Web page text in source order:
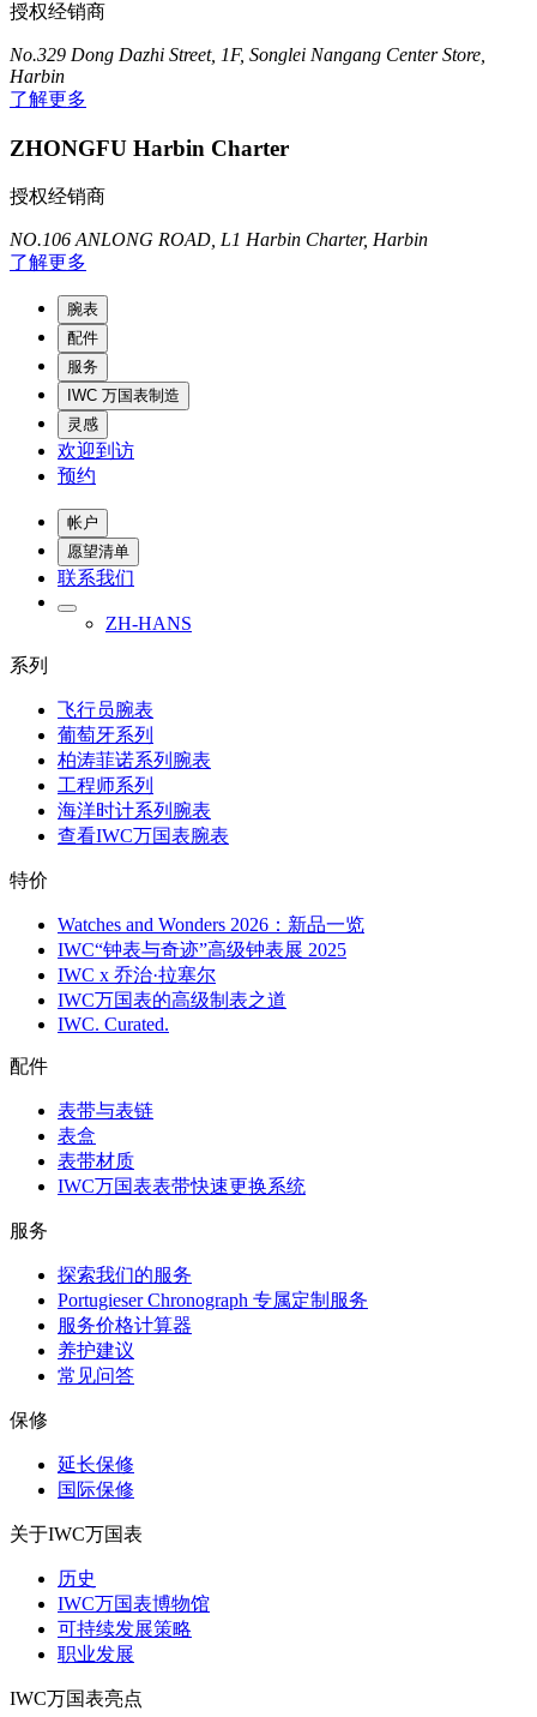
授权经销商
No.329 Dong Dazhi Street, 1F, Songlei Nangang Center Store,
Harbin
了解更多
ZHONGFU Harbin Charter
授权经销商
NO.106 ANLONG ROAD, L1 Harbin Charter, Harbin
了解更多
腕表
配件
服务
IWC 万国表制造
灵感
欢迎到访
预约
帐户
愿望清单
联系我们
ZH-HANS
系列
飞行员腕表
葡萄牙系列
柏涛菲诺系列腕表
工程师系列
海洋时计系列腕表
查看IWC万国表腕表
特价
Watches and Wonders 2026：新品一览
IWC“钟表与奇迹”高级钟表展 2025
IWC x 乔治·拉塞尔
IWC万国表的高级制表之道
IWC. Curated.
配件
表带与表链
表盒
表带材质
IWC万国表表带快速更换系统
服务
探索我们的服务
Portugieser Chronograph 专属定制服务
服务价格计算器
养护建议
常见问答
保修
延长保修
国际保修
关于IWC万国表
历史
IWC万国表博物馆
可持续发展策略
职业发展
IWC万国表亮点